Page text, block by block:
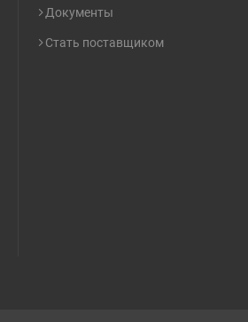
Документы
Стать поставщиком